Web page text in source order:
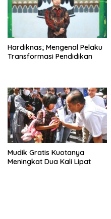
Hardiknas; Mengenal Pelaku
Transformasi Pendidikan
Mudik Gratis Kuotanya
Meningkat Dua Kali Lipat